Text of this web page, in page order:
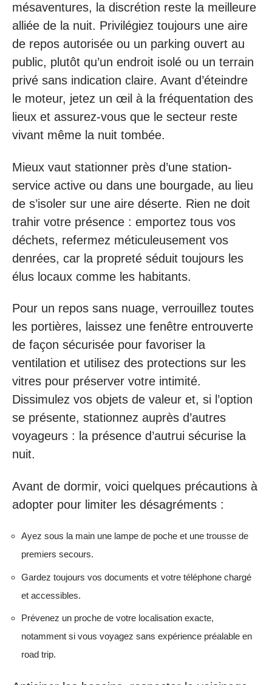
mésaventures, la discrétion reste la meilleure
alliée de la nuit. Privilégiez toujours une aire
de repos autorisée ou un parking ouvert au
public, plutôt qu’un endroit isolé ou un terrain
privé sans indication claire. Avant d’éteindre
le moteur, jetez un œil à la fréquentation des
lieux et assurez-vous que le secteur reste
vivant même la nuit tombée.
Mieux vaut stationner près d’une station-
service active ou dans une bourgade, au lieu
de s’isoler sur une aire déserte. Rien ne doit
trahir votre présence : emportez tous vos
déchets, refermez méticuleusement vos
denrées, car la propreté séduit toujours les
élus locaux comme les habitants.
Pour un repos sans nuage, verrouillez toutes
les portières, laissez une fenêtre entrouverte
de façon sécurisée pour favoriser la
ventilation et utilisez des protections sur les
vitres pour préserver votre intimité.
Dissimulez vos objets de valeur et, si l’option
se présente, stationnez auprès d’autres
voyageurs : la présence d’autrui sécurise la
nuit.
Avant de dormir, voici quelques précautions à
adopter pour limiter les désagréments :
Ayez sous la main une lampe de poche et une trousse de
premiers secours.
Gardez toujours vos documents et votre téléphone chargé
et accessibles.
Prévenez un proche de votre localisation exacte,
notamment si vous voyagez sans expérience préalable en
road trip.